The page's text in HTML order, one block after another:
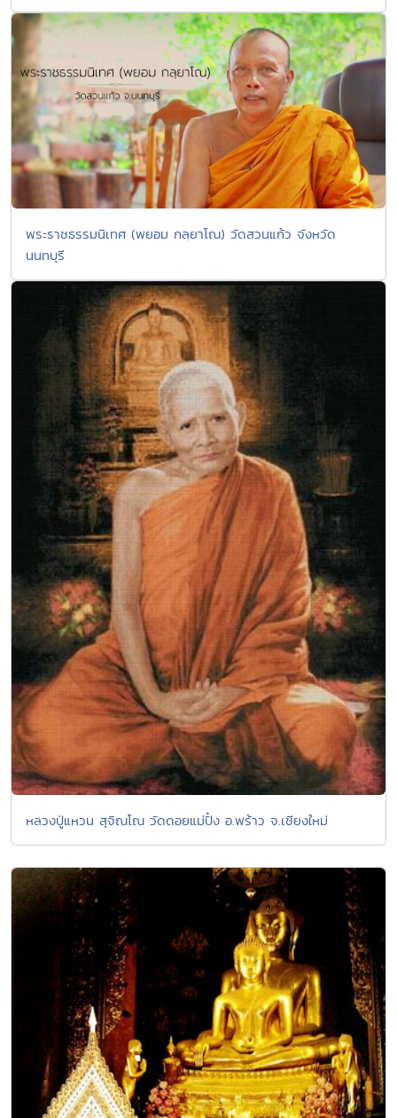
พระราชธรรมนิเทศ (พยอม กลฺยาโณ) วัดสวนแก้ว จังหวัด
นนทบุรี
หลวงปู่แหวน สุจิณโณ วัดดอยแม่ปั๋ง อ.พร้าว จ.เชียงใหม่